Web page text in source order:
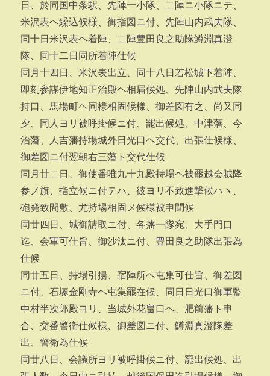
日、於同国中条駅、先陣一小隊、二陣ニ小隊ニテ、
米沢表ヘ繰込候様、御指図ニ付、先陣山内武夫隊、
同十日米沢表ヘ着陣、二陣豊田良之助隊鱒淵真澄
隊、同十二日同所着陣仕候
同月十四日、米沢表出立、同十八日若松城下着陣、
即刻参謀伊地知正治殿ヘ相届候処、先陣山内武夫隊
持口、馬場町ヘ同様相固候様、御差図有之、尚又同
夕、同人ヨリ被呼掛候ニ付、罷出候処、中津藩、今
治藩、人吉藩持場城外日光口ヘ交代、出張仕候様、
御差図ニ付翌朝右三藩ト交代仕候
同月廿二日、御使番唯九十九殿持場ヘ被罷越会賊降
参ノ旗、指立候ニ付テハ、彼ヨリ不致進撃候ハヽ、
砲発致間敷、尤持場相固メ候様被申聞候
同廿四日、城御請取ニ付、各藩一隊宛、大手門口
迄、会軍可仕旨、御沙汰ニ付、豊田良之助隊出張為
仕候
同廿五日、持場引揚、宿陣所ヘ屯集可仕旨、御差図
ニ付、石塚金剛寺ヘ屯集罷在候、同日日光口御軍監
中村半次郎殿ヨリ、当城外花畠口ヘ、肥前藩ト申
合、交番警衛仕候様、御差図ニ付、鱒淵真澄隊差
出、警衛為仕候
同廿八日、会議所ヨリ被呼掛候ニ付、罷出候処、出